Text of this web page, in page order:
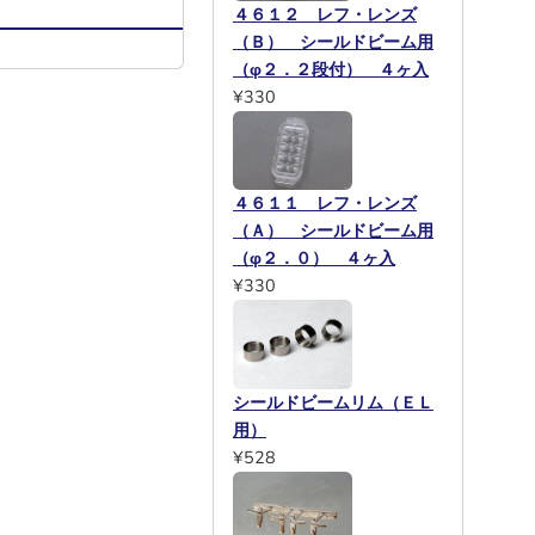
４６１２ レフ・レンズ
（Ｂ） シールドビーム用
（φ２．２段付） ４ヶ入
¥330
４６１１ レフ・レンズ
（Ａ） シールドビーム用
（φ２．０） ４ヶ入
¥330
シールドビームリム（ＥＬ
用）
¥528